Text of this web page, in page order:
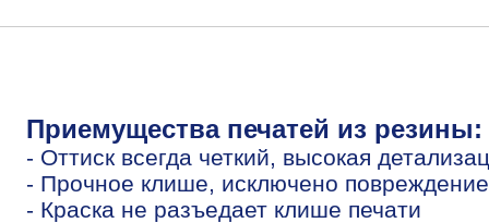
Приемущества печатей из резины:
- Оттиск всегда четкий, высокая
- Прочное клише, исключено
- Краска не разъедает клише печати